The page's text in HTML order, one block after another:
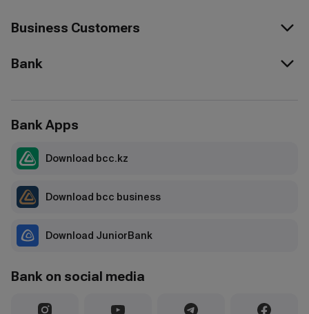
Business Customers
Bank
Bank on social media
Bank Apps
Download bcc.kz
Download bcc business
Download JuniorBank